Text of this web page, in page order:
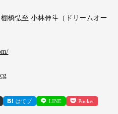
橋弘至 小林伸斗（ドリームオー
はてブ LINE Pocket